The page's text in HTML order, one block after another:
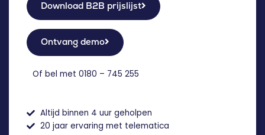
Download B2B prijslijst
Ontvang demo
Of bel met 0180 – 745 255
Altijd binnen 4 uur geholpen
20 jaar ervaring met telematica